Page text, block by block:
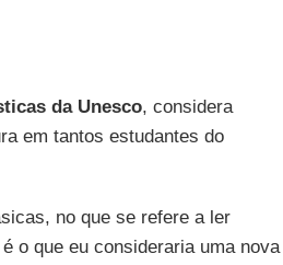
da Unesco, considera
em tantos estudantes do
no que se refere a ler
o que eu consideraria uma nova